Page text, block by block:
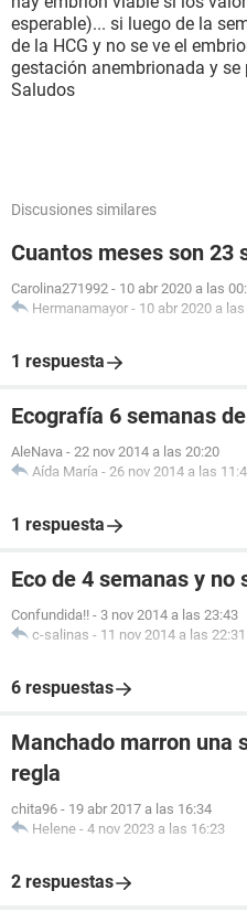
esperable)... si luego de la
de la HCG y no se ve el
gestación anembrionada y se
Saludos
Discusiones similares
Cuantos meses son 23
Carolina271992 - 10 abr 2020 a las
Hermanamayor - 10 abr 2020 a
1 respuesta
Ecografía 6 semanas
AleNava - 22 nov 2014 a las 20:20
Aída María - 26 nov 2014 a las
1 respuesta
Eco de 4 semanas y no
Confundida!! - 3 nov 2014 a las 23:43
c-salinas - 11 nov 2014 a las 22:31
6 respuestas
Manchado marron una
regla
chita96 - 19 abr 2017 a las 16:34
Helene - 4 nov 2023 a las 16:23
2 respuestas